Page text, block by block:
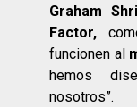
Graham
Factor,
funcionen al
hemos
nosotros”.